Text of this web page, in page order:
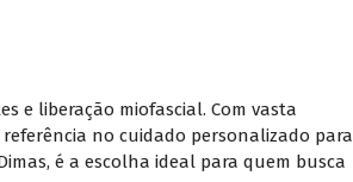
e liberação miofascial. Com vasta
no cuidado personalizado para
é a escolha ideal para quem busca